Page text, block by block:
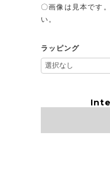
〇画像は見本です
い。
ラッピング